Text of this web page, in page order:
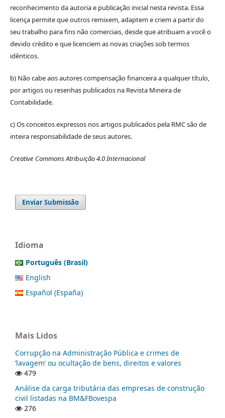
reconhecimento da autoria e publicação inicial nesta revista. Essa
licença permite que outros remixem, adaptem e criem a partir do
seu trabalho para fins não comerciais, desde que atribuam a você o
devido crédito e que licenciem as novas criações sob termos
idênticos.
b) Não cabe aos autores compensação financeira a qualquer título,
por artigos ou resenhas publicados na Revista Mineira de
Contabilidade.
c) Os conceitos expressos nos artigos publicados pela RMC são de
inteira responsabilidade de seus autores.
Creative Commons Atribuição 4.0 Internacional
Enviar Submissão
Idioma
Português (Brasil)
English
Español (España)
Mais Lidos
Corrupção na Administração Pública e crimes de
‘lavagem’ ou ocultação de bens, direitos e valores
479
Análise da carga tributária das empresas de construção
civil listadas na BM&FBovespa
276